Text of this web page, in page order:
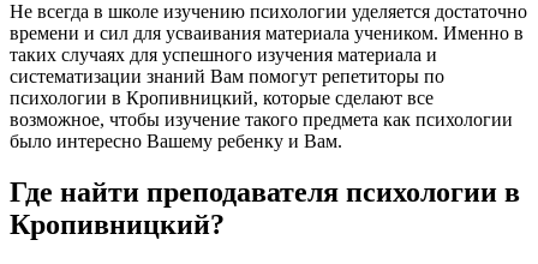
Не всегда в школе изучению психологии уделяется достаточно
времени и сил для усваивания материала учеником. Именно в
таких случаях для успешного изучения материала и
систематизации знаний Вам помогут репетиторы по
психологии в Кропивницкий, которые сделают все
возможное, чтобы изучение такого предмета как психологии
было интересно Вашему ребенку и Вам.
Где найти преподавателя психологии в
Кропивницкий?